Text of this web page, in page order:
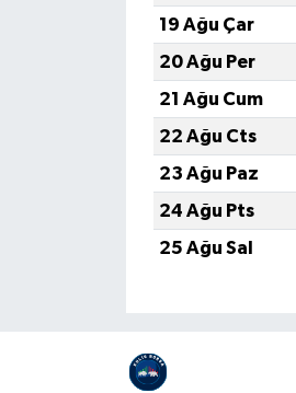
19 Ağu Çar
20 Ağu Per
21 Ağu Cum
22 Ağu Cts
23 Ağu Paz
24 Ağu Pts
25 Ağu Sal